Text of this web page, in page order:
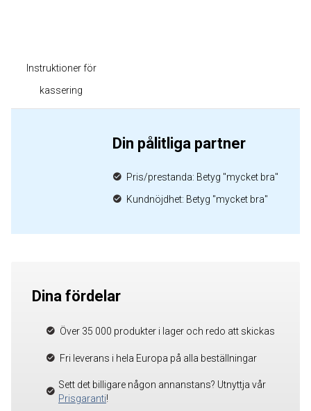
Instruktioner för
kassering
Din pålitliga partner
Pris/prestanda: Betyg "mycket bra"
Kundnöjdhet: Betyg "mycket bra"
Dina fördelar
Över 35 000 produkter i lager och redo att skickas
Fri leverans i hela Europa på alla beställningar
Sett det billigare någon annanstans? Utnyttja vår
Prisgaranti!